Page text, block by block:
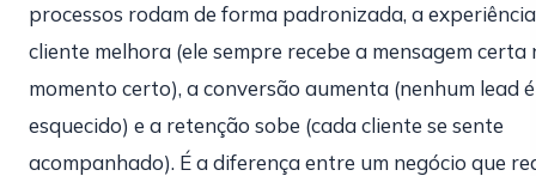
processos rodam de forma padronizada, a
cliente melhora (ele sempre recebe a mensagem certa
momento certo), a conversão aumenta (nenhum lead é
esquecido) e a retenção sobe (cada cliente se sente
acompanhado). É a diferença entre um negócio que